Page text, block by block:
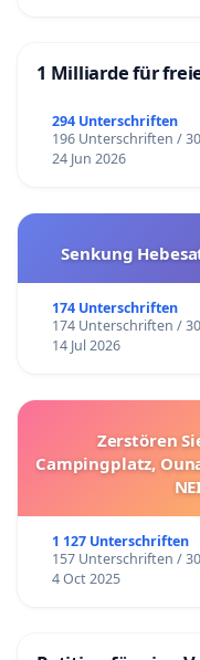
1 Milliarde für
294 Unterschriften
196 Unterschriften /
24 Jun 2026
Senkung
174 Unterschriften
174 Unterschriften /
14 Jul 2026
Zerstören
Campingplatz,
1 127 Unterschriften
157 Unterschriften /
4 Oct 2025